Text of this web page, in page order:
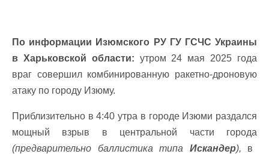
По информации Изюмского РУ ГУ ГСЧС Украины
в Харьковской области: утром 24 мая 2025 года
враг совершил комбинированную ракетно-дроновую
атаку по городу Изюму.
Приблизительно в 4:40 утра в городе Изюми раздался
мощный взрыв в центральной части города
(предварительно баллистика типа Искандер), в